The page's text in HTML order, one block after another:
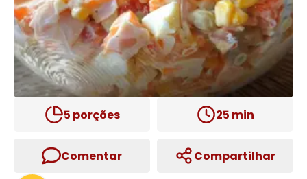
5 porções 25 min
Comentar Compartilhar